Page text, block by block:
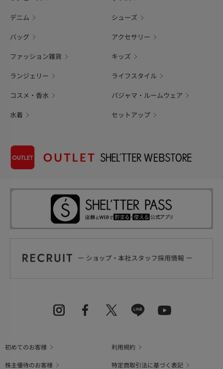
デニム シューズ
バッグ アクセサリー
ファッション雑貨 キッズ
ランジェリー ライフスタイル
コスメ・香水 パジャマ・ルームウェア
水着 セットアップ
初めてのお客様
利用規約
株主優待のお客様
特定商取引法に基づく表記